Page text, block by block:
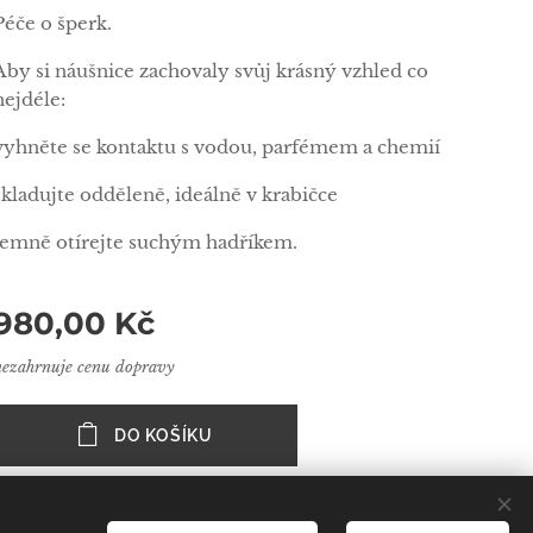
o šperk.
si náušnice zachovaly svůj krásný vzhled co
se kontaktu s vodou, parfémem a chemií
odděleně, ideálně v krabičce
otírejte suchým hadříkem.
Kč
cenu dopravy
DO KOŠÍKU